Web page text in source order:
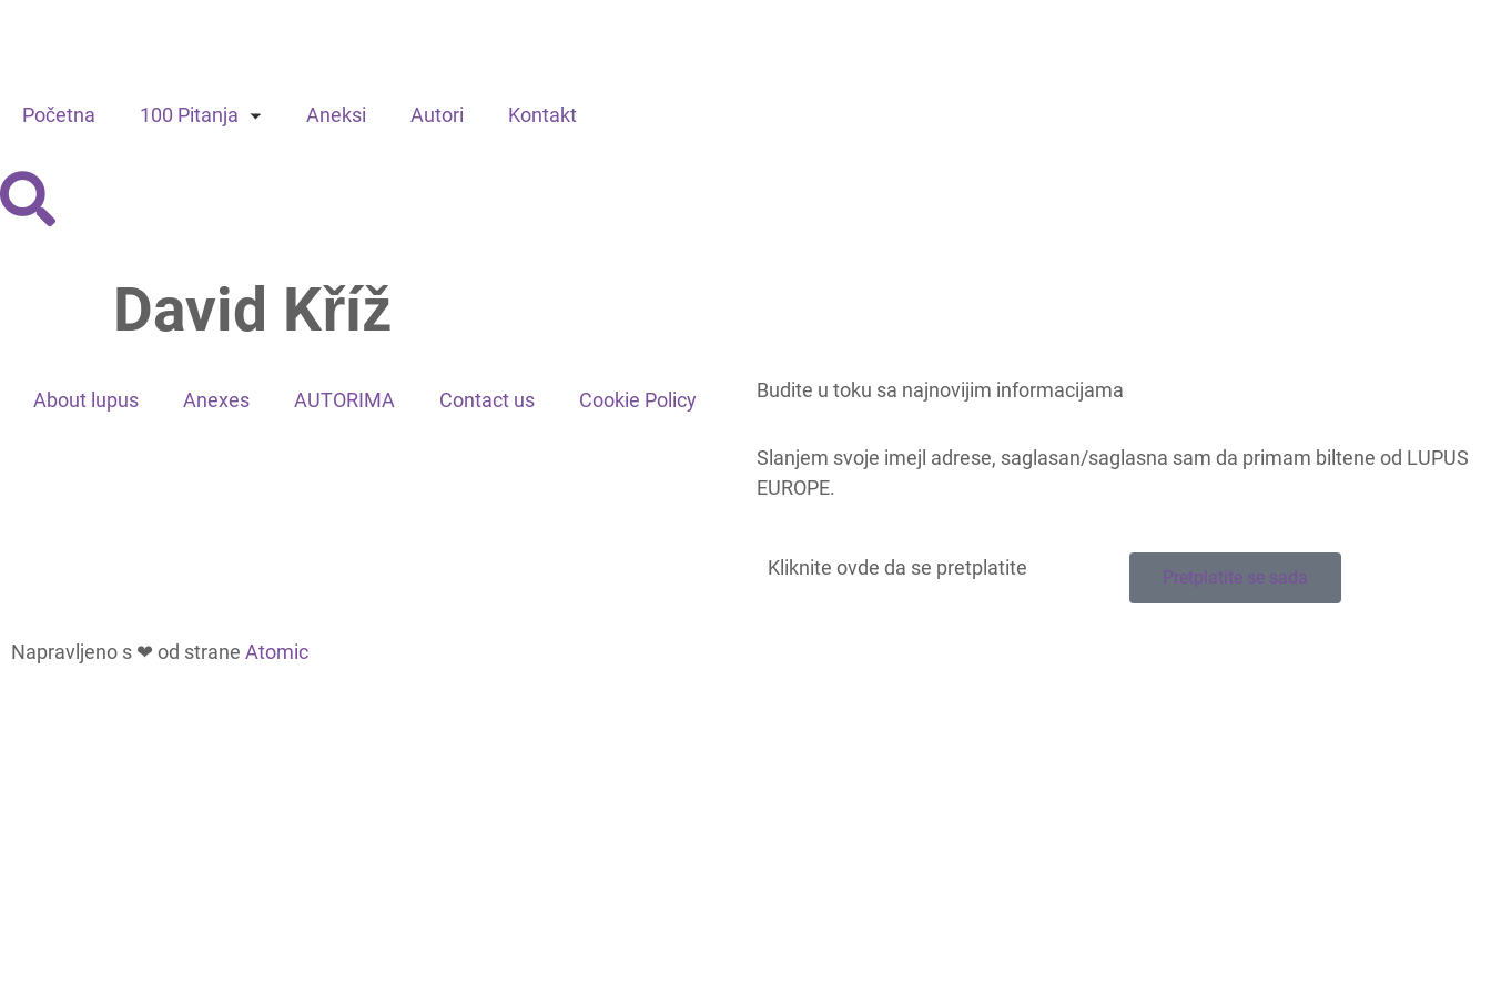
Početna 100 Pitanja Aneksi Autori Kontakt
David Kříž
About lupus Anexes AUTORIMA Contact us Cookie Policy Budite u toku sa najnovijim informacijama
Slanjem svoje imejl adrese, saglasan/saglasna sam da primam biltene od LUPUS
EUROPE.
Kliknite ovde da se pretplatite Pretplatite se sada
Napravljeno s ❤ od strane Atomic